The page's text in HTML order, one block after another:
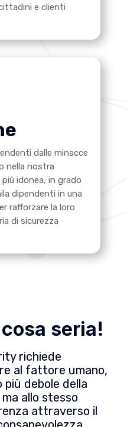
e clienti
dalle minacce
nella nostra
idonea, in grado
dipendenti in una
rafforzare la loro
di sicurezza
seria!
richiede
al fattore umano,
più debole della
allo stesso
attraverso il